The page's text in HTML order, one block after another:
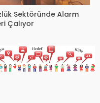
Sektöründe Alarm
Çalıyor